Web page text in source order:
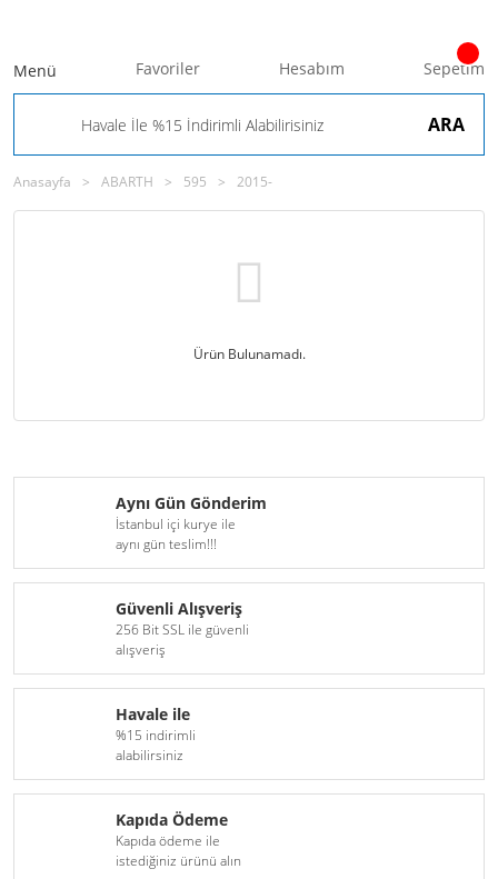
ARA
Menü Favoriler Hesabım Sepetim
Anasayfa ABARTH 595 2015-
Ürün Bulunamadı.
Aynı Gün Gönderim
İstanbul içi kurye ile
aynı gün teslim!!!
Güvenli Alışveriş
256 Bit SSL ile güvenli
alışveriş
Havale ile
%15 indirimli
alabilirsiniz
Kapıda Ödeme
Kapıda ödeme ile
istediğiniz ürünü alın